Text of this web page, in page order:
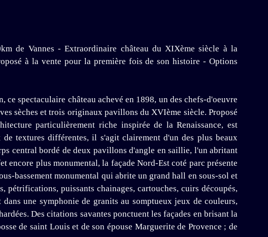
de Vannes - Extraordinaire château du XIXème siècle à la
à la vente pour la première fois de son histoire - Options
spectaculaire château achevé en 1898, un des chefs-d'oeuvre
sèches et trois originaux pavillons du XVIème siècle. Proposé
particulièrement riche inspirée de la Renaissance, est
textures différentes, il s'agit clairement d'un des plus beaux
central bordé de deux pavillons d'angle en saillie, l'un abritant
plus monumental, la façade Nord-Est coté parc présente
bassement monumental qui abrite un grand hall en sous-sol et
pétrifications, puissants chainages, cartouches, cuirs découpés,
une symphonie de granits au somptueux jeux de couleurs,
Des citations savantes ponctuent les façades en brisant la
de saint Louis et de son épouse Marguerite de Provence ; de